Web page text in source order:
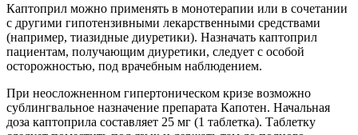
Каптоприл можно применять в монотерапии или в сочетании
с другими гипотензивными лекарственными средствами
(например, тиазидные диуретики). Назначать каптоприл
пациентам, получающим диуретики, следует с особой
осторожностью, под врачебным наблюдением.
При неосложненном гипертоническом кризе возможно
сублингвальное назначение препарата Капотен. Начальная
доза каптоприла составляет 25 мг (1 таблетка). Таблетку